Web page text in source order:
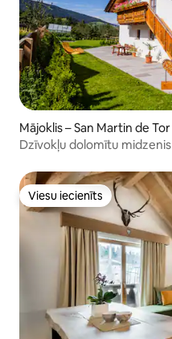
Mājoklis – San Martin de Tor
Dzīvokļu dolomītu midzenis
Viesu iecienīts
Viesu iecienīts